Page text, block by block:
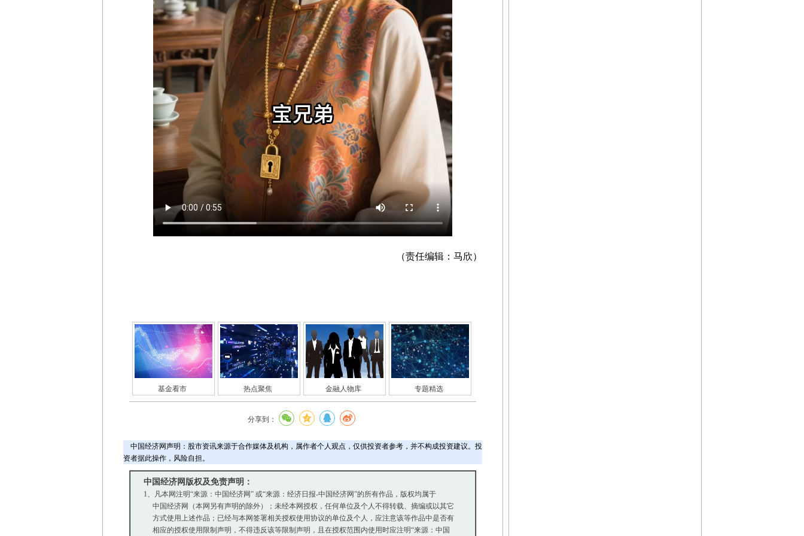
（责任编辑：马欣）
基金看市 热点聚焦 金融人物库 专题精选
分享到：
中国经济网声明：股市资讯来源于合作媒体及机构，属作者个人观点，仅供投资者参考，并不构成投资建议。投
资者据此操作，风险自担。
中国经济网版权及免责声明：
1、凡本网注明“来源：中国经济网” 或“来源：经济日报-中国经济网”的所有作品，版权均属于
中国经济网（本网另有声明的除外）；未经本网授权，任何单位及个人不得转载、摘编或以其它
方式使用上述作品；已经与本网签署相关授权使用协议的单位及个人，应注意该等作品中是否有
相应的授权使用限制声明，不得违反该等限制声明，且在授权范围内使用时应注明“来源：中国